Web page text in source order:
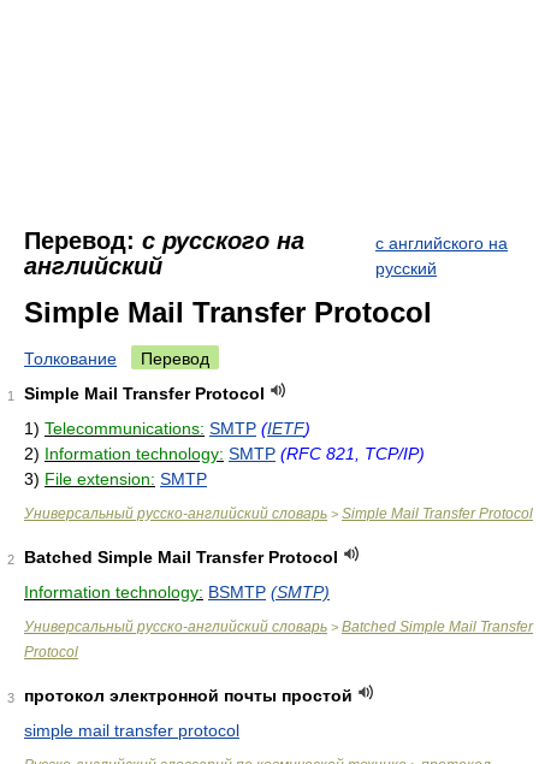
Перевод: с русского на
английский
с английского на
русский
Simple Mail Transfer Protocol
Толкование Перевод
1
Simple Mail Transfer Protocol
1) Telecommunications: SMTP (IETF)
2) Information technology: SMTP (RFC 821, TCP/IP)
3) File extension: SMTP
Универсальный русско-английский словарь > Simple Mail Transfer Protocol
2
Batched Simple Mail Transfer Protocol
Information technology: BSMTP (SMTP)
Универсальный русско-английский словарь > Batched Simple Mail Transfer
Protocol
3
протокол электронной почты простой
simple mail transfer protocol